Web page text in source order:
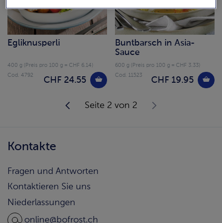
Egliknusperli
400 g (Preis pro 100 g = CHF 6.14)
CHF 24.55
Cod. 4792
Buntbarsch in Asia-
Sauce
600 g (Preis pro 100 g = CHF 3.33)
CHF 19.95
Cod. 11523
Seite 2 von 2
Kontakte
Fragen und Antworten
Kontaktieren Sie uns
Niederlassungen
online@bofrost.ch